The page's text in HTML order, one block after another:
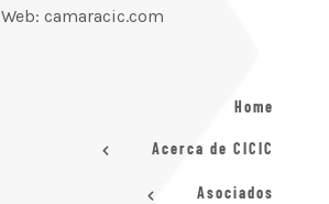
Web: camaracic.com
Home
Acerca de CICIC
Asociados